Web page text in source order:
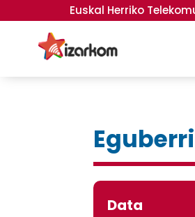
Euskal Herriko
Data